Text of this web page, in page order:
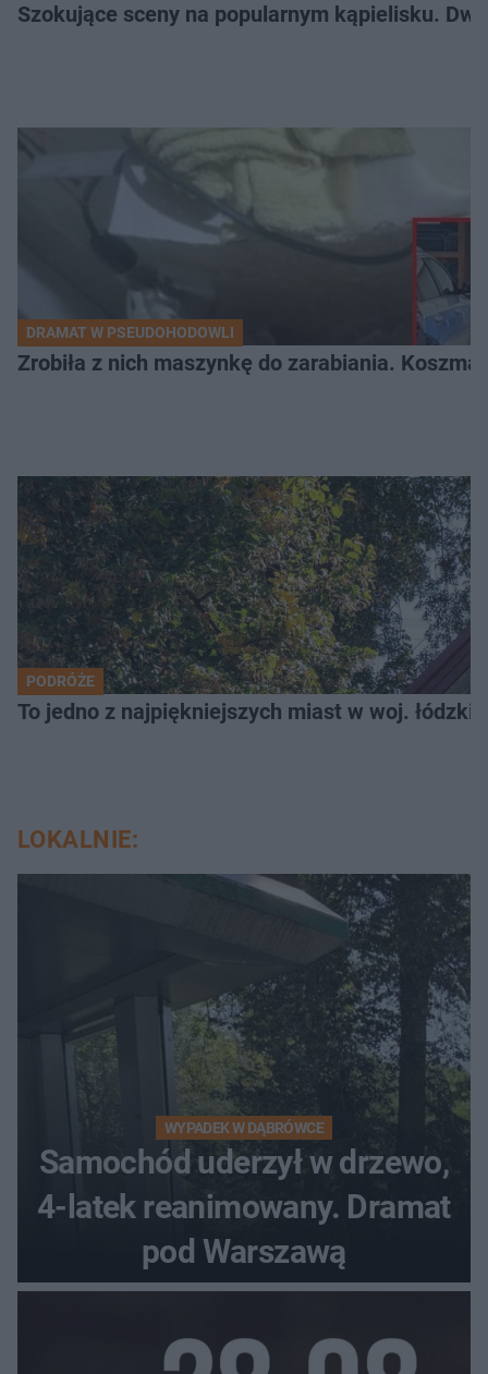
Szokujące sceny na popularnym kąpielisku.
DRAMAT W PSEUDOHODOWLI
Zrobiła z nich maszynkę do zarabiania.
PODRÓŻE
To jedno z najpiękniejszych miast w woj.
LOKALNIE:
WYPADEK W DĄBRÓWCE
Samochód uderzył w drzewo,
4-latek reanimowany. Dramat
pod Warszawą